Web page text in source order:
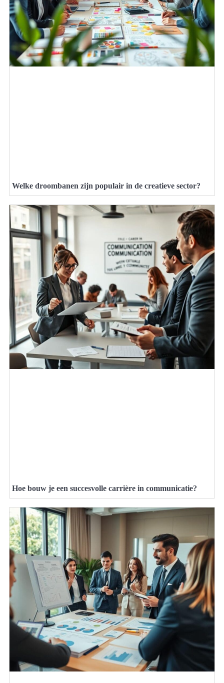
Welke droombanen zijn populair in de creatieve sector?
Hoe bouw je een succesvolle carrière in communicatie?